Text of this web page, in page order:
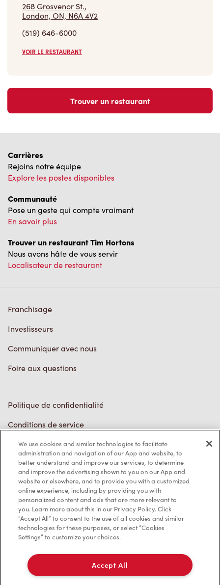
268 Grosvenor St.,
London, ON, N6A 4V2
(519) 646-6000
VOIR LE RESTAURANT
Trouver un restaurant
Carrières
Rejoins notre équipe
Explore les postes disponibles
Communauté
Pose un geste qui compte vraiment
En savoir plus
Trouver un restaurant Tim Hortons
Nous avons hâte de vous servir
Localisateur de restaurant
Franchisage
Investisseurs
Communiquer avec nous
Foire aux questions
Politique de confidentialité
Conditions de service
Marques de commerce
Accessibilité
Diagnostic
Contactez-nous
TM & © Tim Hortons, 2023
We use cookies and similar technologies to facilitate
administration and navigation of our App and website, to
better understand and improve our services, to determine
and improve the advertising shown to you on our App and
website or elsewhere, and to provide you with a customized
online experience, including by providing you with
personalized content and ads that are more relevant to
you. Learn more about this in our Privacy Policy. Click
“Accept All” to consent to the use of all cookies and similar
technologies for these purposes, or select “Cookies
Settings” to customize your choices.
Accept All